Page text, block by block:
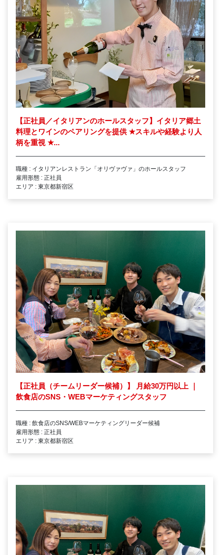
【正社員／イタリアンのホールスタッフ】イタリア郷土
料理とワインのペアリングを提供★スキルや経験より人
柄を重視 ★...
職種 : イタリアンレストラン「オリヴァヴァ」のホールスタッフ
雇用形態 : 正社員
エリア : 東京都新宿区
【正社員（チームリーダー候補）】 月給30万円以上 ｜
飲食店のSNS・WEBマーケティングスタッフ
職種 : 飲食店のSNS/WEBマーケティングリーダー候補
雇用形態 : 正社員
エリア : 東京都新宿区